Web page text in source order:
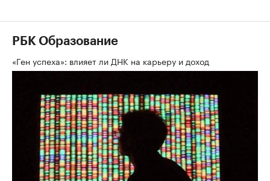
РБК Образование
«Ген успеха»: влияет ли ДНК на карьеру и доход